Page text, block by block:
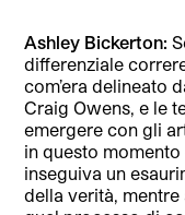
Ashley Bickerton:
differenziale
com’era delineato
Craig Owens, e le
emergere con gli
in questo momento
inseguiva un
della verità,